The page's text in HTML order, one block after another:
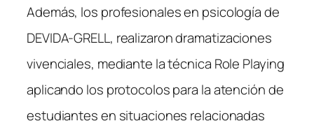
Además, los profesionales en psicología de
DEVIDA-GRELL, realizaron dramatizaciones
vivenciales, mediante la técnica Role Playing
aplicando los protocolos para la atención de
estudiantes en situaciones relacionadas